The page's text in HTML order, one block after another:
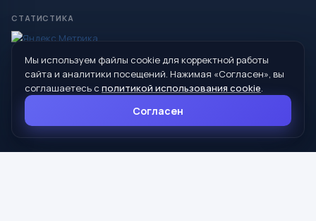
СТАТИСТИКА
© 2026 Управление образования Администрации МО
Сухой Лог
624800, Свердловская область, г. Сухой Лог, ул. Кирова, дом 7
8 (34373) 4-33-85
Мы используем файлы cookie для корректной работы
сайта и аналитики посещений. Нажимая «Согласен», вы
соглашаетесь с политикой использования cookie.
Согласен